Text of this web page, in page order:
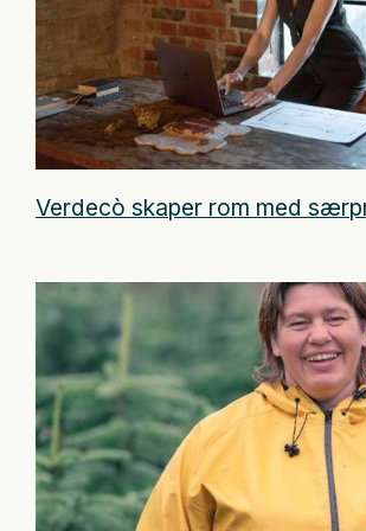
Verdecò skaper rom med